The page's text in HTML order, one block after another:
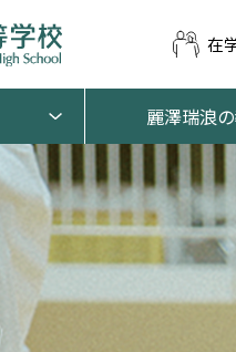
在
麗澤瑞浪